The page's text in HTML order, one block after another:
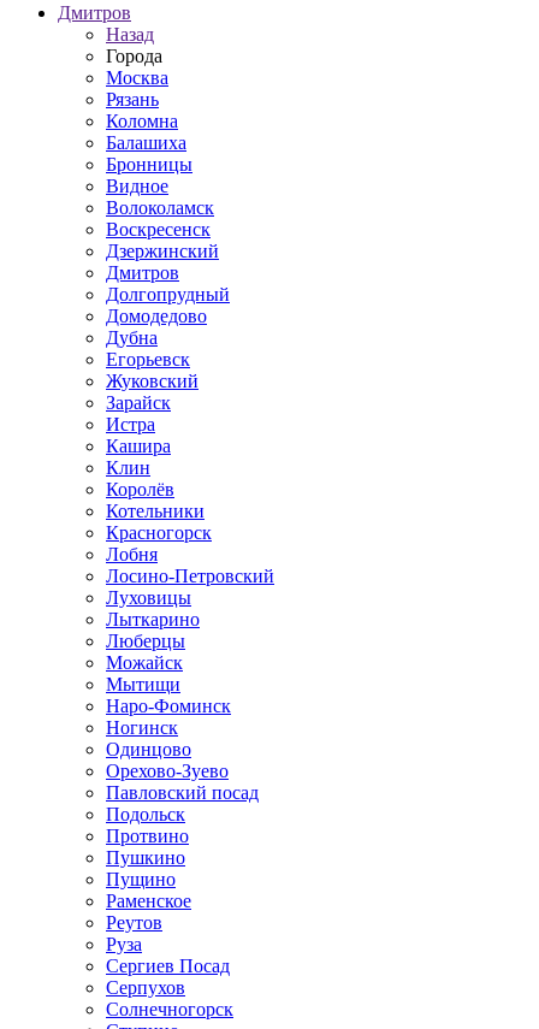
Дмитров
Назад
Города
Москва
Рязань
Коломна
Балашиха
Бронницы
Видное
Волоколамск
Воскресенск
Дзержинский
Дмитров
Долгопрудный
Домодедово
Дубна
Егорьевск
Жуковский
Зарайск
Истра
Кашира
Клин
Королёв
Котельники
Красногорск
Лобня
Лосино-Петровский
Луховицы
Лыткарино
Люберцы
Можайск
Мытищи
Наро-Фоминск
Ногинск
Одинцово
Орехово-Зуево
Павловский посад
Подольск
Протвино
Пушкино
Пущино
Раменское
Реутов
Руза
Сергиев Посад
Серпухов
Солнечногорск